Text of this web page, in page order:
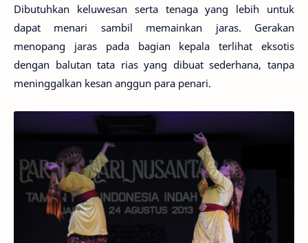
Dibutuhkan keluwesan serta tenaga yang lebih untuk
dapat menari sambil memainkan jaras. Gerakan
menopang jaras pada bagian kepala terlihat eksotis
dengan balutan tata rias yang dibuat sederhana, tanpa
meninggalkan kesan anggun para penari.